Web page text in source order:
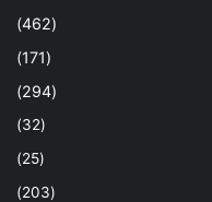
(462)
(171)
(294)
(32)
(25)
(203)